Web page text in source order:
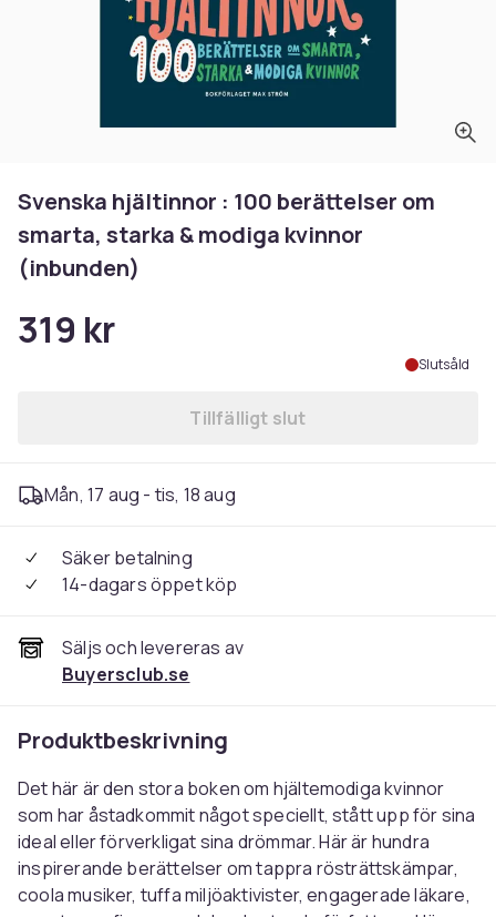
Svenska hjältinnor : 100 berättelser om
smarta, starka & modiga kvinnor
(inbunden)
319 kr
Slutsåld
Tillfälligt slut
Mån, 17 aug - tis, 18 aug
Säker betalning
14-dagars öppet köp
Säljs och levereras av
Buyersclub.se
Produktbeskrivning
Det här är den stora boken om hjältemodiga kvinnor
som har åstadkommit något speciellt, stått upp för sina
ideal eller förverkligat sina drömmar. Här är hundra
inspirerande berättelser om tappra rösträttskämpar,
coola musiker, tuffa miljöaktivister, engagerade läkare,